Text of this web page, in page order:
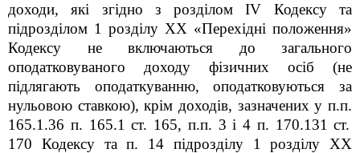
доходи, які згідно з розділом IV Кодексу та
підрозділом 1 розділу XX «Перехідні положення»
Кодексу не включаються до загального
оподатковуваного доходу фізичних осіб (не
підлягають оподаткуванню, оподатковуються за
нульовою ставкою), крім доходів, зазначених у п.п.
165.1.36 п. 165.1 ст. 165, п.п. 3 і 4 п. 170.131 ст.
170 Кодексу та п. 14 підрозділу 1 розділу XX